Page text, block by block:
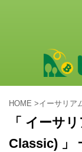
HOME >イーサリア
「 イーサ
Classic) 」